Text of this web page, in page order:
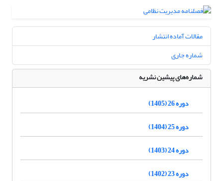
مقالات آماده انتشار
شماره جاری
شماره‌های پیشین نشریه
دوره 26 (1405)
دوره 25 (1404)
دوره 24 (1403)
دوره 23 (1402)